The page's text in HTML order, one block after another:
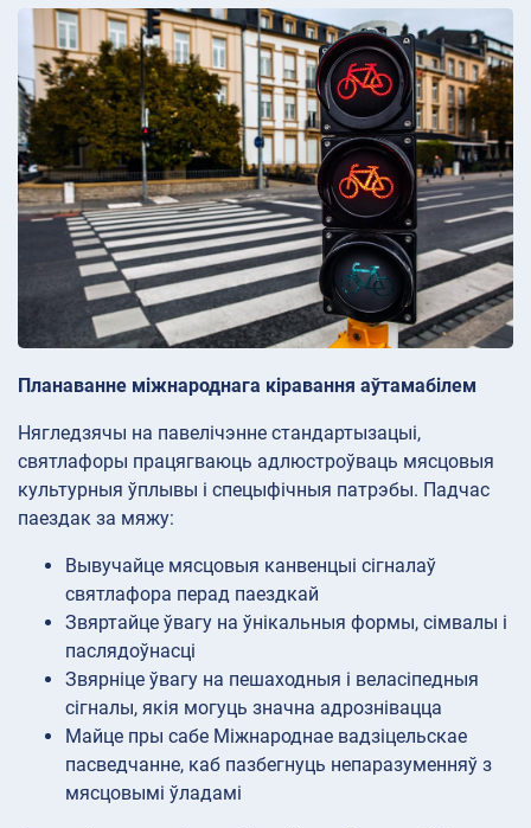
Планаванне міжнароднага кіравання аўтамабілем
Нягледзячы на павелічэнне стандартызацыі,
святлафоры працягваюць адлюстроўваць мясцовыя
культурныя ўплывы і спецыфічныя патрэбы. Падчас
паездак за мяжу:
Вывучайце мясцовыя канвенцыі сігналаў
святлафора перад паездкай
Звяртайце ўвагу на ўнікальныя формы, сімвалы і
паслядоўнасці
Звярніце ўвагу на пешаходныя і веласіпедныя
сігналы, якія могуць значна адрознівацца
Майце пры сабе Міжнароднае вадзіцельскае
пасведчанне, каб пазбегнуць непаразуменняў з
мясцовымі ўладамі